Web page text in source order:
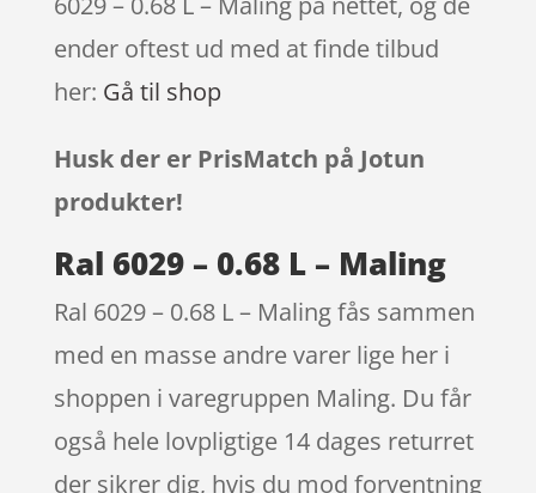
ender oftest ud med at finde tilbud
her: Gå til shop
Husk der er PrisMatch på Jotun
produkter!
Ral 6029 – 0.68 L – Maling
Ral 6029 – 0.68 L – Maling fås sammen
med en masse andre varer lige her i
shoppen i varegruppen Maling. Du får
også hele lovpligtige 14 dages returret
der sikrer dig, hvis du mod forventning